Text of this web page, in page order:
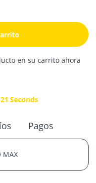
en su carrito ahora
20 Seconds
Pagos
MAX